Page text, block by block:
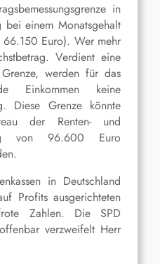
in
bei einem Monatsgehalt
Euro). Wer mehr
Verdient eine
werden für das
Einkommen keine
Diese Grenze könnte
der Renten- und
von 96.600 Euro
in Deutschland
Profits ausgerichteten
Zahlen. Die SPD
verzweifelt Herr